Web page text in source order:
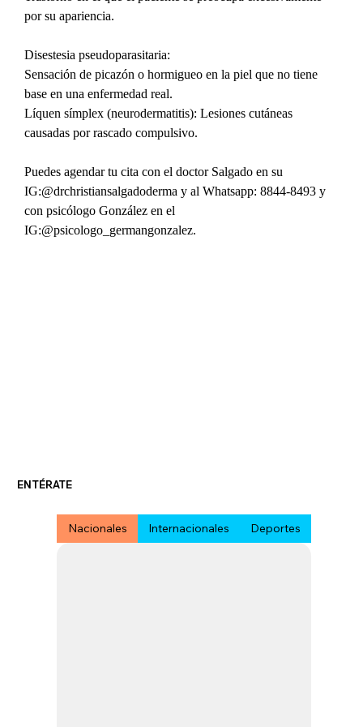
por su apariencia.
Disestesia pseudoparasitaria:
Sensación de picazón o hormigueo en la piel que no tiene
base en una enfermedad real.
Líquen símplex (neurodermatitis): Lesiones cutáneas
causadas por rascado compulsivo.
Puedes agendar tu cita con el doctor Salgado en su
IG:@drchristiansalgadoderma y al Whatsapp: 8844-8493 y
con psicólogo González en el
IG:@psicologo_germangonzalez.
ENTÉRATE
Nacionales Internacionales Deportes